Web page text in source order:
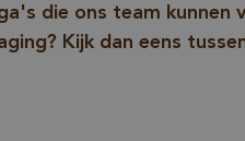
die ons team kunnen
Kijk dan eens